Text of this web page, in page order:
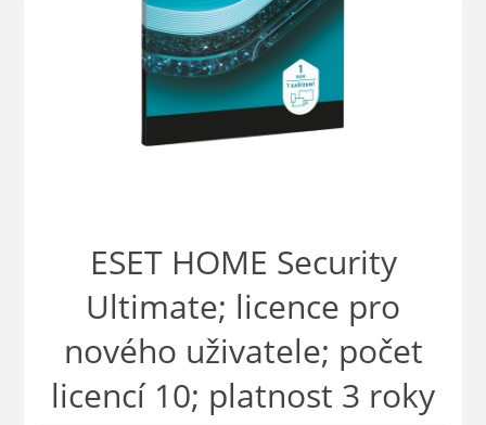
ESET HOME Security
Ultimate; licence pro
nového uživatele; počet
licencí 10; platnost 3 roky